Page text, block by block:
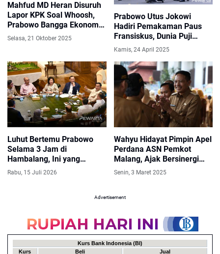
Mahfud MD Heran Disuruh
Lapor KPK Soal Whoosh,
Prabowo Bangga Ekonomi
Tumbuh di Tengah 110
Selasa, 21 Oktober 2025
Prabowo Utus Jokowi
Hadiri Pemakaman Paus
Fransiskus, Dunia Puji
Diplomasi Toleransi
Indonesia
Kamis, 24 April 2025
Luhut Bertemu Prabowo
Selama 3 Jam di
Hambalang, Ini yang
Dibahas
Rabu, 15 Juli 2026
Wahyu Hidayat Pimpin Apel
Perdana ASN Pemkot
Malang, Ajak Bersinergi
Wujudkan Visi Misi Kota
Malang
Senin, 3 Maret 2025
Advertisement